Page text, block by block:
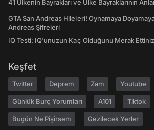
41 Ülkenin Bayrakları ve Ülke Bayraklarının
GTA San Andreas Hileleri! Oynamaya
Andreas Şifreleri
IQ Testi: IQ'unuzun Kaç Olduğunu Merak
Keşfet
Twitter Deprem Zam Youtube
Günlük Burç Yorumları A101 Tiktok
Bugün Ne Pişirsem Gezilecek Yerler